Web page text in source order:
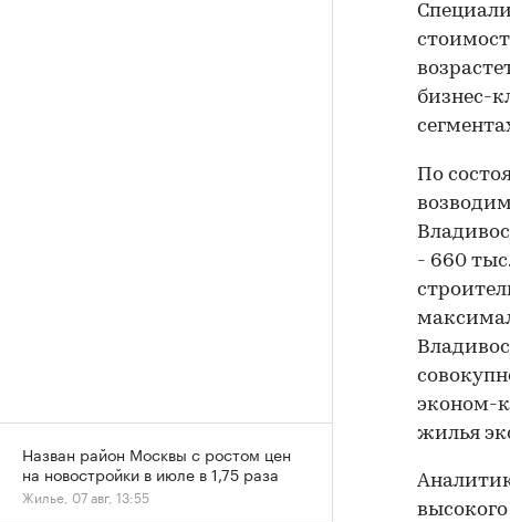
бизнес-
По
- 660
эконом-
жилья
Назван район Москвы с ростом цен
на новостройки в июле в 1,75 раза
Жилье, 07 авг, 13:55